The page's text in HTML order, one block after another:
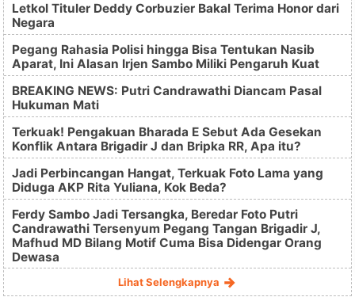
Letkol Tituler Deddy Corbuzier Bakal Terima Honor dari
Negara
Pegang Rahasia Polisi hingga Bisa Tentukan Nasib
Aparat, Ini Alasan Irjen Sambo Miliki Pengaruh Kuat
BREAKING NEWS: Putri Candrawathi Diancam Pasal
Hukuman Mati
Terkuak! Pengakuan Bharada E Sebut Ada Gesekan
Konflik Antara Brigadir J dan Bripka RR, Apa itu?
Jadi Perbincangan Hangat, Terkuak Foto Lama yang
Diduga AKP Rita Yuliana, Kok Beda?
Ferdy Sambo Jadi Tersangka, Beredar Foto Putri
Candrawathi Tersenyum Pegang Tangan Brigadir J,
Mafhud MD Bilang Motif Cuma Bisa Didengar Orang
Dewasa
Lihat Selengkapnya